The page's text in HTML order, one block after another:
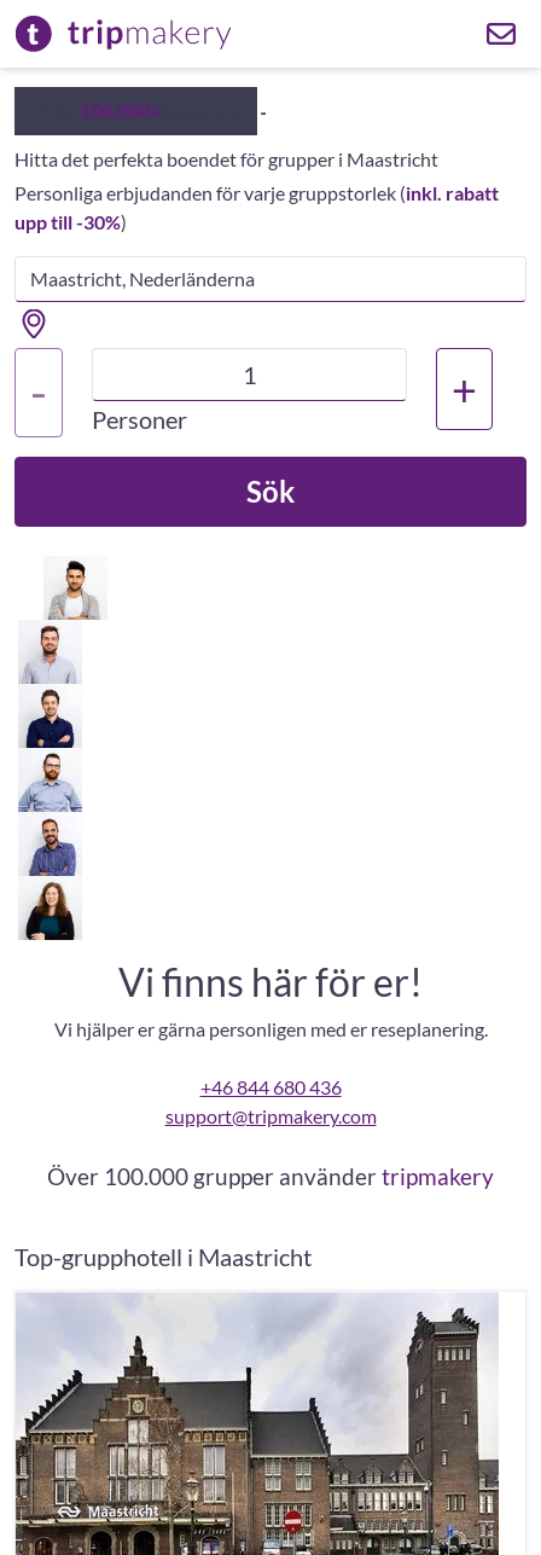
100.000+
Hitta det perfekta boendet för grupper i Maastricht
Personliga erbjudanden för varje gruppstorlek (inkl. rabatt
upp till -30%)
- Personer
+
Sök
Vi finns här för er!
Vi hjälper er gärna personligen med er reseplanering.
+46 844 680 436
support@tripmakery.com
Över 100.000 grupper användertripmakery
Top-grupphotell i Maastricht